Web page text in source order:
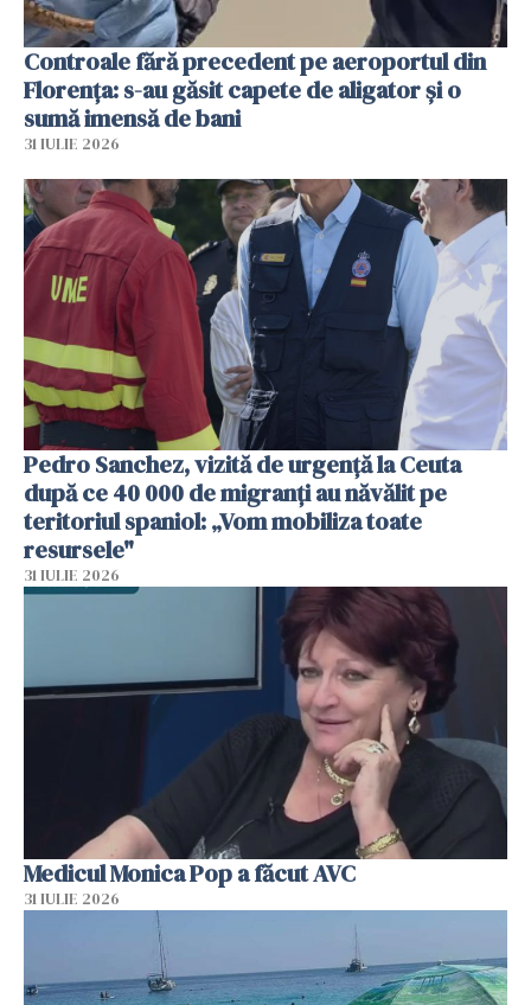
Controale fără precedent pe aeroportul din
Florența: s-au găsit capete de aligator și o
sumă imensă de bani
31 IULIE 2026
Pedro Sanchez, vizită de urgență la Ceuta
după ce 40 000 de migranți au năvălit pe
teritoriul spaniol: „Vom mobiliza toate
resursele"
31 IULIE 2026
Medicul Monica Pop a făcut AVC
31 IULIE 2026